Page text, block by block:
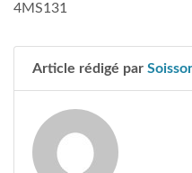
4MS131
Article rédigé par